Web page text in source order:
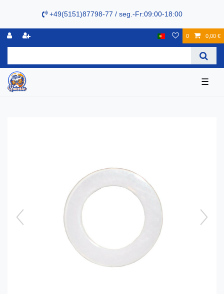
+49(5151)87798-77 / seg.-Fr:09:00-18:00
0 0,00 €
☰